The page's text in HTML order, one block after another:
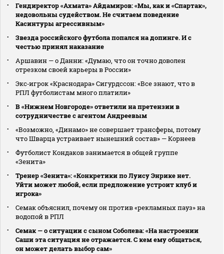
Гендиректор «Ахмата» Айдамиров: «Мы, как и «Спартак»,
недовольны судейством. Не считаем поведение
Касинтуры агрессивным»
Звезда российского футбола попался на допинге. И с
честью принял наказание
Аршавин — о Данни: «Думаю, что он точно доволен
отрезком своей карьеры в России»
Экс‑игрок «Краснодара» Сигурдссон: «Все знают, что в
РПЛ футболистам много платили»
В «Нижнем Новгороде» ответили на претензии в
сотрудничестве с агентом Андреевым
«Возможно, «Динамо» не совершает трансферы, потому
что Шварца устраивает нынешний состав» — Корнеев
Футболист Кондаков занимается в общей группе
«Зенита»
Тренер «Зенита»: «Конкретики по Луису Энрике нет.
Уйти может любой, если предложение устроит клуб и
игрока»
Семак объяснил, почему он против «рекламных пауз» на
водопой в РПЛ
Семак — о ситуации с сыном Соболева: «На настроении
Саши эта ситуация не отражается. С кем ему общаться,
он может делать выбор сам»